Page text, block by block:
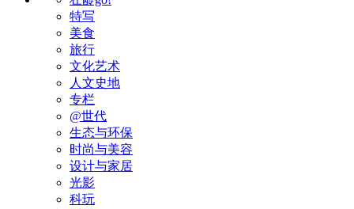
特写
美食
旅行
文化艺术
人文史地
专栏
@世代
生态与环保
时尚与美容
设计与家居
光影
科玩